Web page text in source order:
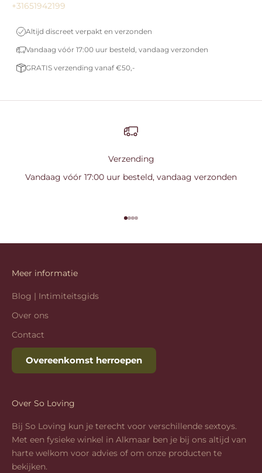
+31651942199
Altijd discreet verpakt en verzonden
Vandaag vóór 17:00 uur besteld, vandaag verzonden
GRATIS verzending vanaf €50,-
Verzending
Vandaag vóór 17:00 uur besteld, vandaag verzonden
Naar artikel 1
Naar artikel 2
Naar artikel 3
Naar artikel 4
Meer informatie
Blog | Intimiteitsgids
Over ons
Contact
Overeenkomst herroepen
Over So Loving
Bij So Loving kun je terecht voor verschillende sextoys.
Met een fysieke winkel in Alkmaar ben je bij ons altijd van
harte welkom voor advies of om onze producten te
bekijken.